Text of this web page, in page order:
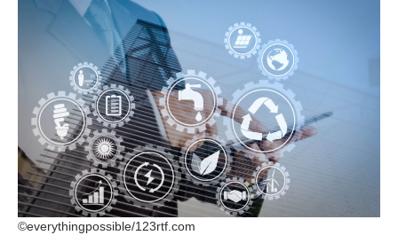
©everythingpossible/123rtf.com